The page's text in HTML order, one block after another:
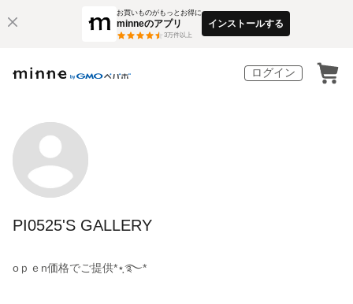
お買いものがもっとお得に
minneのアプリ
3万件以上
インストールする
ログイン
PI0525'S GALLERY
oｐｅn価格でご提供*⋆ฺ࿐*